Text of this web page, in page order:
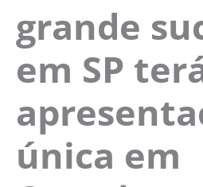
grande
em SP
única em